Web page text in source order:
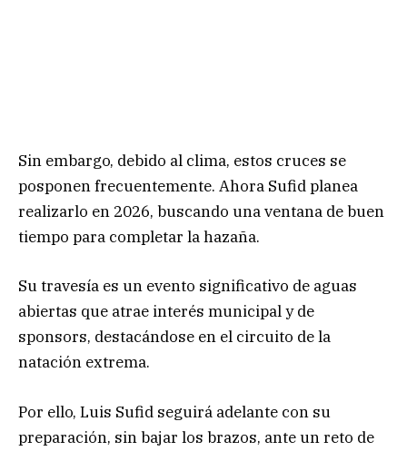
Sin embargo, debido al clima, estos cruces se
posponen frecuentemente. Ahora Sufid planea
realizarlo en 2026, buscando una ventana de buen
tiempo para completar la hazaña.
Su travesía es un evento significativo de aguas
abiertas que atrae interés municipal y de
sponsors, destacándose en el circuito de la
natación extrema.
Por ello, Luis Sufid seguirá adelante con su
preparación, sin bajar los brazos, ante un reto de